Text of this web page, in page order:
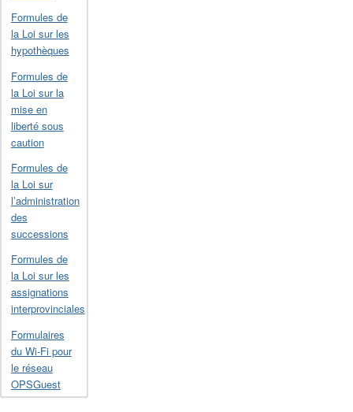
Formules de
la Loi sur les
hypothèques
Formules de
la Loi sur la
mise en
liberté sous
caution
Formules de
la Loi sur
l’administration
des
successions
Formules de
la Loi sur les
assignations
interprovinciales
Formulaires
du Wi-Fi pour
le réseau
OPSGuest